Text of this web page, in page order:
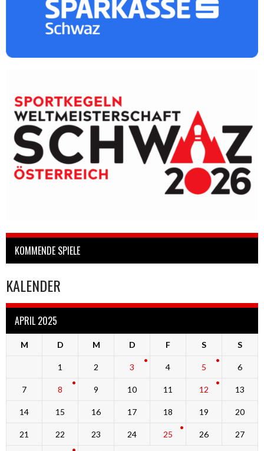
KOMMENDE SPIELE
KALENDER
APRIL 2025
M D M D F S S
1 2 3 4 5 6
7 8 9 10 11 12 13
14 15 16 17 18 19 20
21 22 23 24 25 26 27